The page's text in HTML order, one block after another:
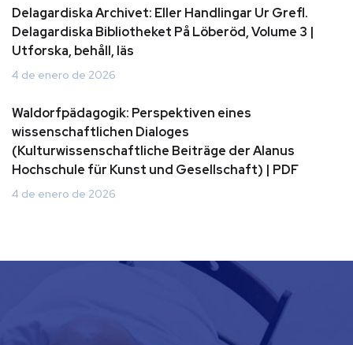
Delagardiska Archivet: Eller Handlingar Ur Grefl.
Delagardiska Bibliotheket På Löberöd, Volume 3 |
Utforska, behåll, läs
4 de enero de 2026
Waldorfpädagogik: Perspektiven eines
wissenschaftlichen Dialoges
(Kulturwissenschaftliche Beiträge der Alanus
Hochschule für Kunst und Gesellschaft) | PDF
4 de enero de 2026